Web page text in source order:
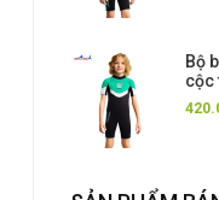
Bộ
cộc
đen